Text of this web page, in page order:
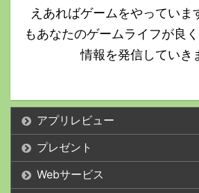
えあればゲームをやっていま
もあなたのゲームライフが良
情報を発信していき
アプリレビュー
プレゼント
Webサービス